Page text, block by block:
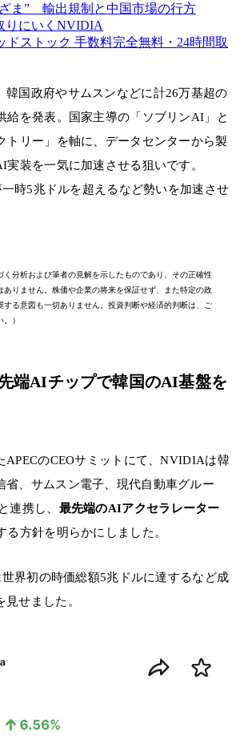
ま” 輸出規制と中国市場の行方
りにいくNVIDIA
ドストック 手数料完全無料・24時間取
韓国政府やサムスンなどに計26万基超の
給を発表。国家主導の「ソブリンAI」と
トリー」を軸に、データセンターから製
装を一気に加速させる狙いです。
時5兆ドルを超えるなど勢いを加速させ
く分析および筆者の見解を示したものであり、その正確性
ありません。株価や企業の将来を保証せず、また特定の政
する意図も一切ありません。投資判断や経済的判断は、ご
）
端AIチップで韓国のAI基盤を
APECのCEOサミットにて、NVIDIAは韓
省、サムスン電子、現代自動車グルー
連携し、 最先端のAIアクセラレーター
る方針を明らかにしました。
界初の時価総額5兆ドルに達するなど成
せました。